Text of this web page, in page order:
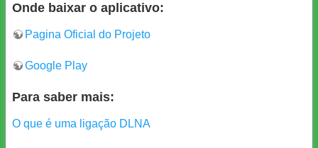
Onde baixar o aplicativo:
Pagina Oficial do Projeto
Google Play
Para saber mais:
O que é uma ligação DLNA